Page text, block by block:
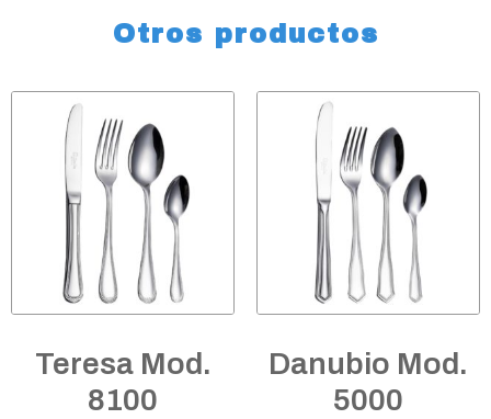
Otros productos
Teresa Mod.
8100
Danubio Mod.
5000